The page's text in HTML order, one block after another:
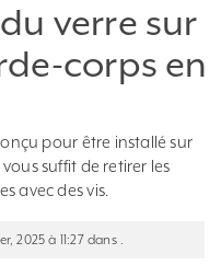
verre sur
corps en
pour être installé sur
suffit de retirer les
avec des vis.
2025 à 11:27 dans .